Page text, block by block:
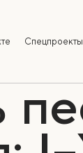
Спецпроекты